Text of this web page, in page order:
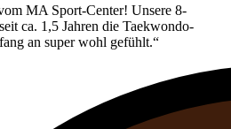
MA Sport-Center! Unsere 8-
ca. 1,5 Jahren die Taekwondo-
an super wohl gefühlt.“